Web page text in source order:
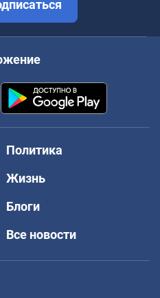
Политика
Жизнь
Блоги
Все новости